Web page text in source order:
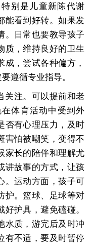
别是儿童新陈代谢
能看到好转。如果发
。日常也要教导孩子
质，维持良好的卫生
，尝试各种偏方，
遵循专业指导。
关注。可以提前和老
体育活动中受到外
否有心理压力，及时
害怕被嘲笑，变得不
家长的陪伴和理解尤
讲故事的方式，让孩
。运动方面，孩子可
护。篮球、足球等对
护具，避免磕碰。
水质，游完后及时冲
有不适，要及时暂停